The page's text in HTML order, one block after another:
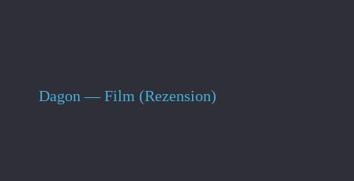
Dagon — Film (Rezension)